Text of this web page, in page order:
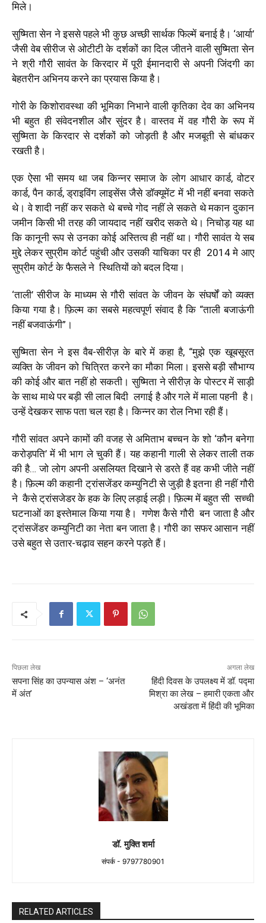
मिले।
सुष्मिता सेन ने इससे पहले भी कुछ अच्छी सार्थक फिल्में बनाई है। ‘आर्या’
जैसी वेब सीरीज से ओटीटी के दर्शकों का दिल जीतने वाली सुष्मिता सेन
ने श्री गौरी सावंत के किरदार में पूरी ईमानदारी से अपनी जिंदगी का
बेहतरीन अभिनय करने का प्रयास किया है।
गोरी के किशोरावस्था की भूमिका निभाने वाली कृतिका देव का अभिनय
भी बहुत ही संवेदनशील और सुंदर है। वास्तव में वह गौरी के रूप में
सुष्मिता के किरदार से दर्शकों को जोड़ती है और मजबूती से बांधकर
रखती है।
एक ऐसा भी समय था जब किन्नर समाज के लोग आधार कार्ड, वोटर
कार्ड, पैन कार्ड, ड्राइविंग लाइसेंस जैसे डॉक्यूमेंट में भी नहीं बनवा सकते
थे। वे शादी नहीं कर सकते थे बच्चे गोद नहीं ले सकते थे मकान दुकान
जमीन किसी भी तरह की जायदाद नहीं खरीद सकते थे। निचोड़ यह था
कि कानूनी रूप से उनका कोई अस्तित्व ही नहीं था। गौरी सावंत ये सब
मुद्दे लेकर सुप्रीम कोर्ट पहुंची और उसकी याचिका पर ही 2014 मे आए
सुप्रीम कोर्ट के फैसले ने स्थितियों को बदल दिया।
‘ताली’ सीरीज के माध्यम से गौरी सांवत के जीवन के संघर्षों को व्यक्त
किया गया है। फ़िल्म का सबसे महत्वपूर्ण संवाद है कि “ताली बजाऊंगी
नहीं बजवाऊंगी”।
सुष्मिता सेन ने इस वैब-सीरीज़ के बारे में कहा है, “मुझे एक खूबसूरत
व्यक्ति के जीवन को चित्रित करने का मौका मिला। इससे बड़ी सौभाग्य
की कोई और बात नहीं हो सकती। सुष्मिता ने सीरीज़ के पोस्टर में साड़ी
के साथ माथे पर बड़ी सी लाल बिदी लगाई है और गले में माला पहनी है।
उन्हें देखकर साफ पता चल रहा है। किन्नर का रोल निभा रही हैं।
गौरी सांवत अपने कामों की वजह से अमिताभ बच्चन के शो ‘कौन बनेगा
करोड़पति’ में भी भाग ले चुकी हैं। यह कहानी गाली से लेकर ताली तक
की है… जो लोग अपनी असलियत दिखाने से डरते हैं वह कभी जीते नहीं
है। फ़िल्म की कहानी ट्रांसजेंडर कम्युनिटी से जुड़ी है इतना ही नहीं गौरी
ने कैसे ट्रांसजेडर के हक के लिए लड़ाई लड़ी। फ़िल्म में बहुत सी सच्ची
घटनाओं का इस्तेमाल किया गया है। गणेश कैसे गौरी बन जाता है और
ट्रांसजेंडर कम्युनिटी का नेता बन जाता है। गौरी का सफर आसान नहीं
उसे बहुत से उतार-चढ़ाव सहन करने पड़ते हैं।
पिछला लेख
सपना सिंह का उपन्यास अंश – ‘अनंत
में अंत’
अगला लेख
हिंदी दिवस के उपलक्ष्य में डॉ. पद्मा
मिश्रा का लेख – हमारी एकता और
अखंडता में हिंदी की भूमिका
डॉ. मुक्ति शर्मा
संपर्क - 9797780901
RELATED ARTICLES